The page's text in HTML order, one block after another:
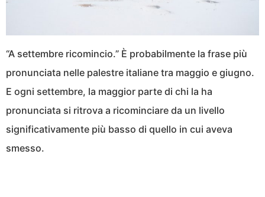
“A settembre ricomincio.” È probabilmente la frase più
pronunciata nelle palestre italiane tra maggio e giugno.
E ogni settembre, la maggior parte di chi la ha
pronunciata si ritrova a ricominciare da un livello
significativamente più basso di quello in cui aveva
smesso.